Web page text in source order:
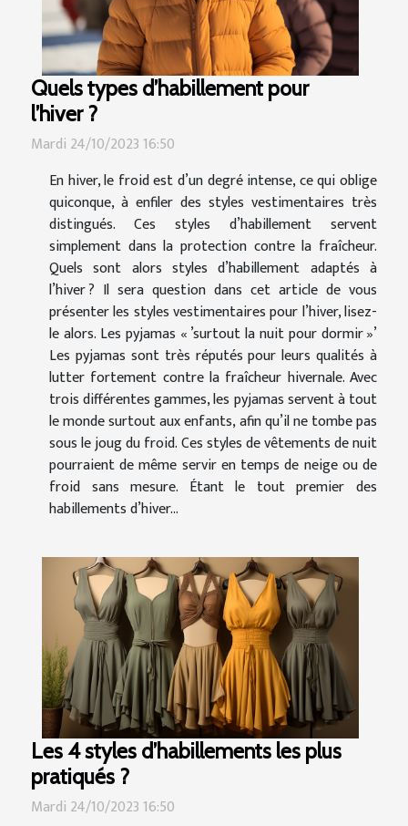
Quels types d’habillement pour
l’hiver ?
Mardi 24/10/2023 16:50
En hiver, le froid est d’un degré intense, ce qui oblige
quiconque, à enfiler des styles vestimentaires très
distingués. Ces styles d’habillement servent
simplement dans la protection contre la fraîcheur.
Quels sont alors styles d’habillement adaptés à
l’hiver ? Il sera question dans cet article de vous
présenter les styles vestimentaires pour l’hiver, lisez-
le alors. Les pyjamas « ’surtout la nuit pour dormir »’
Les pyjamas sont très réputés pour leurs qualités à
lutter fortement contre la fraîcheur hivernale. Avec
trois différentes gammes, les pyjamas servent à tout
le monde surtout aux enfants, afin qu’il ne tombe pas
sous le joug du froid. Ces styles de vêtements de nuit
pourraient de même servir en temps de neige ou de
froid sans mesure. Étant le tout premier des
habillements d’hiver...
Les 4 styles d’habillements les plus
pratiqués ?
Mardi 24/10/2023 16:50